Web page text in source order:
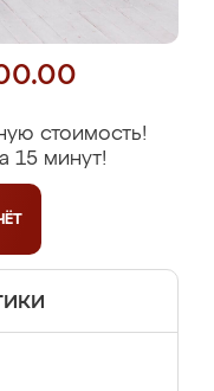
стоимость!
15 минут!